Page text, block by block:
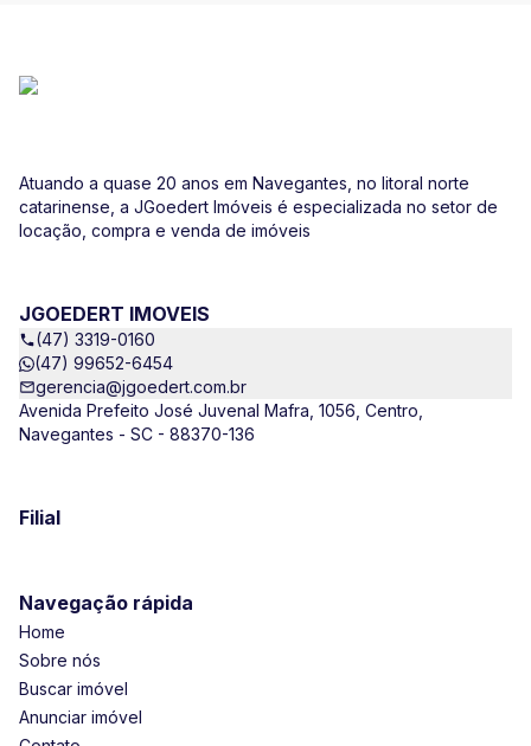
Atuando a quase 20 anos em Navegantes, no litoral norte
catarinense, a JGoedert Imóveis é especializada no setor de
locação, compra e venda de imóveis
JGOEDERT IMOVEIS
(47) 3319-0160
(47) 99652-6454
gerencia@jgoedert.com.br
Avenida Prefeito José Juvenal Mafra, 1056, Centro,
Navegantes - SC - 88370-136
Filial
Navegação rápida
Home
Sobre nós
Buscar imóvel
Anunciar imóvel